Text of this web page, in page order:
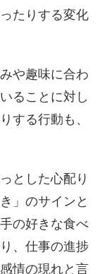
たりする変化
や趣味に合わ
ることに対し
する行動も、
とした心配り
」のサインと
の好きな食べ
、仕事の進捗
情の現れと言